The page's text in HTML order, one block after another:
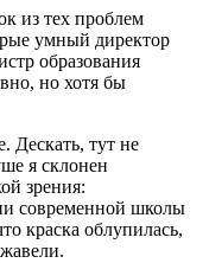
из тех проблем
умный директор
образования
но хотя бы
Дескать, тут не
я склонен
зрения:
современной школы
краска облупилась,